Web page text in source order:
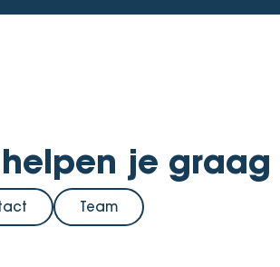
je graag
Team